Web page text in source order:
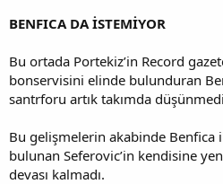
BENFICA DA İSTEMİYOR
Bu ortada Portekiz’in Record
bonservisini elinde bulunduran
santrforu artık takımda
Bu gelişmelerin akabinde Benfica
bulunan Seferovic’in kendisine
devası kalmadı.